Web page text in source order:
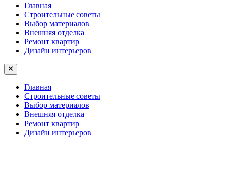
Главная
Строительные советы
Выбор материалов
Внешняя отделка
Ремонт квартир
Дизайн интерьеров
Главная
Строительные советы
Выбор материалов
Внешняя отделка
Ремонт квартир
Дизайн интерьеров